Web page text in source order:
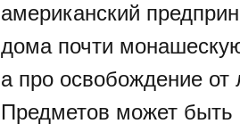
американский
дома почти
а про освобождение от
Предметов может быть